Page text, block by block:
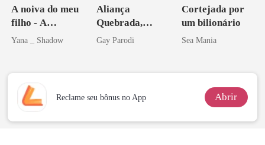
A noiva do meu
filho - A
Redenção do
Yana _ Shadow
Aliança
Quebrada,
Segredos
Gay Parodi
Cortejada por
um bilionário
Sea Mania
Reclame seu bônus no App Abrir